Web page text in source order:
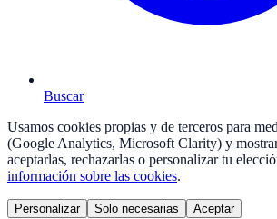
Buscar
Usamos cookies propias y de terceros para
(Google Analytics, Microsoft Clarity) y
aceptarlas, rechazarlas o personalizar tu
información sobre las cookies.
Personalizar Solo necesarias Aceptar